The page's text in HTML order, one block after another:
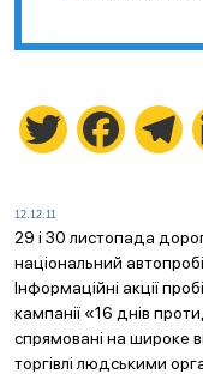
Twitter
12.12.11
29 і 30 листопада
національний
Інформаційні акції
кампанії «16 днів
спрямовані на широке
торгівлі людськими